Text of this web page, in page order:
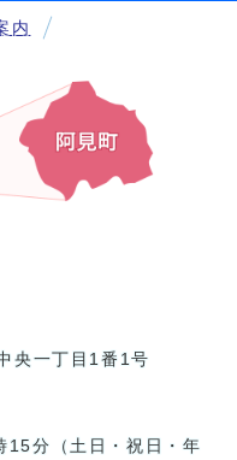
内
央一丁目1番1号
15分（土日・祝日・年